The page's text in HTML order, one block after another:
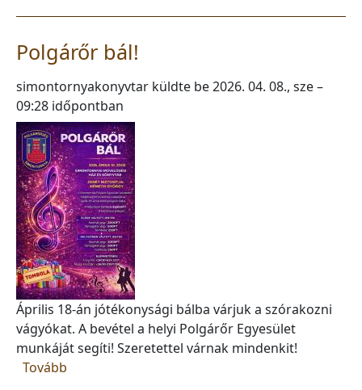
Polgárőr bál!
simontornyakonyvtar küldte be2026. 04. 08., sze –
09:28 időpontban
Április 18-án jótékonysági bálba várjuk a szórakozni
vágyókat. A bevétel a helyi Polgárőr Egyesület
munkáját segíti! Szeretettel várnak mindenkit!
Tovább